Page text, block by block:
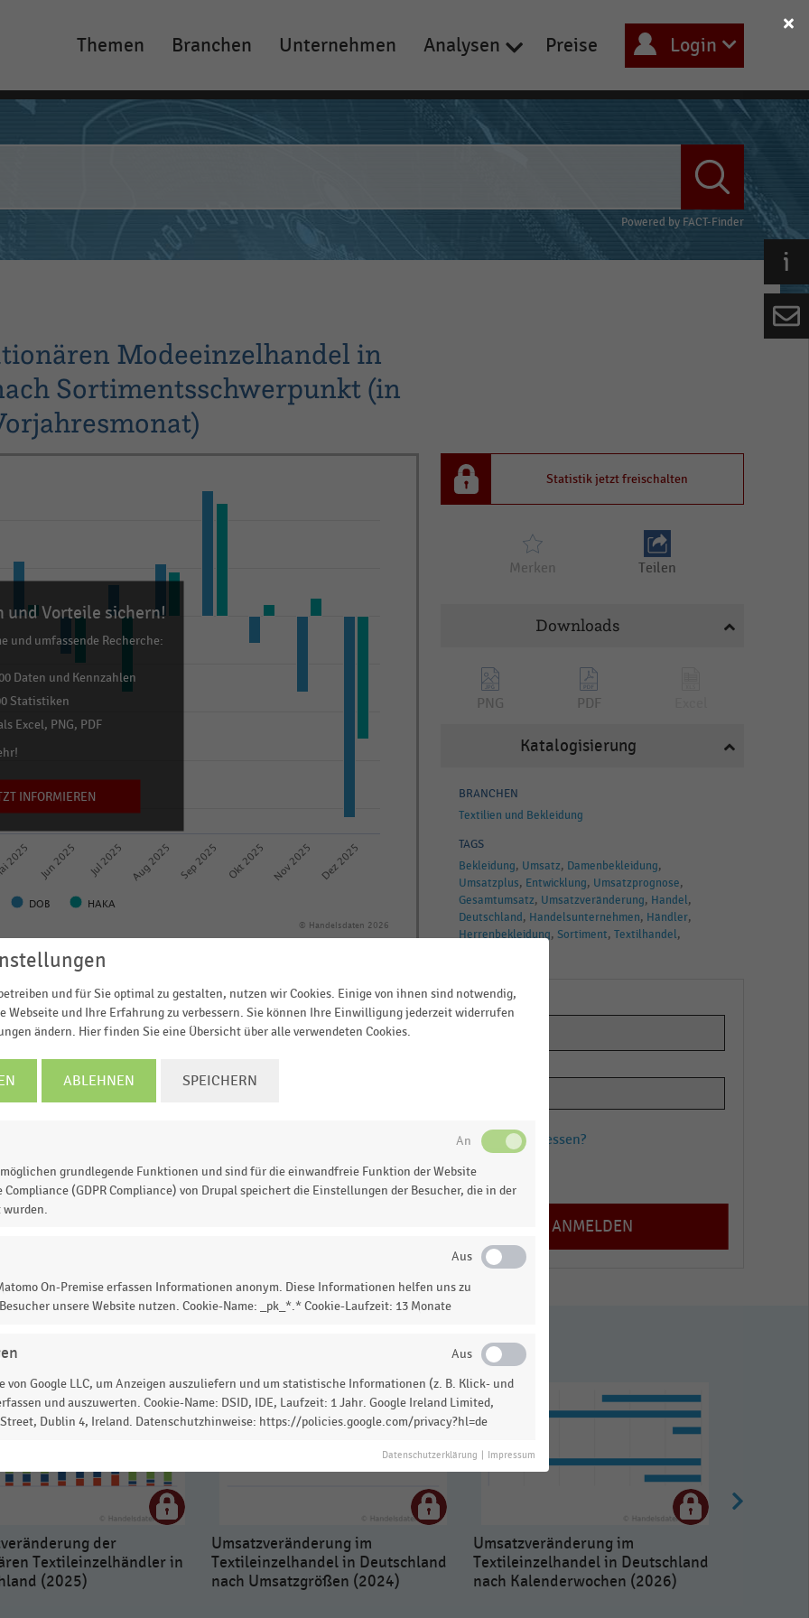
Main
navigation
Themen Branchen Unternehmen Analysen Preise Login
Powered by FACT-Finder
Modeeinzelhandel in
Sortimentsschwerpunkt (in
DOB HAKA
2025 Jun 2025 Jul 2025 Aug 2025 Sep 2025 Okt 2025 Nov 2025 Dez 2025
© Handelsdaten 2026
und Vorteile sichern!
und umfassende Recherche:
Daten und Kennzahlen
Statistiken
Excel, PNG, PDF
INFORMIEREN
im stationären Modeeinzelhandel in
(im Vergleich zum Vorjahresmonat). Bei
die Umsätze im Januar 2025 um 8 Prozent gegenüber
Statistik? Jetzt einloggen oder
Statistik jetzt freischalten
Merken Teilen
Downloads
PNG PDF
Katalogisierung
BRANCHEN
Textilien und Bekleidung
TAGS
Bekleidung Umsatz Damenbekleidung
Umsatzplus Entwicklung Umsatzprognose
Gesamtumsatz Umsatzveränderung Handel
Deutschland Handelsunternehmen Händler
Herrenbekleidung Sortiment Textilhandel
Passwort vergessen?
Registrieren
der
Textileinzelhändler in
(2025)
Umsatzveränderung im
Textileinzelhandel in Deutschland
nach Umsatzgrößen (2024)
Umsatzveränderung im
Textileinzelhandel in Deutschland
nach Kalenderwochen (2026)
und für Sie optimal zu gestalten, nutzen wir Cookies. Einige von ihnen sind notwendig,
Webseite und Ihre Erfahrung zu verbessern. Sie können Ihre Einwilligung jederzeit widerrufen
ändern. Hier finden Sie eine Übersicht über alle verwendeten Cookies.
ABLEHNEN SPEICHERN
grundlegende Funktionen und sind für die einwandfreie Funktion der Website
(GDPR Compliance) von Drupal speichert die Einstellungen der Besucher, die in der
wurden.
On-Premise erfassen Informationen anonym. Diese Informationen helfen uns zu
unsere Website nutzen. Cookie-Name: _pk_*.* Cookie-Laufzeit: 13 Monate
von Google LLC, um Anzeigen auszuliefern und um statistische Informationen (z. B. Klick- und
und auszuwerten. Cookie-Name: DSID, IDE, Laufzeit: 1 Jahr. Google Ireland Limited,
Street, Dublin 4, Ireland. Datenschutzhinweise: https://policies.google.com/privacy?hl=de
Datenschutzerklärung Impressum